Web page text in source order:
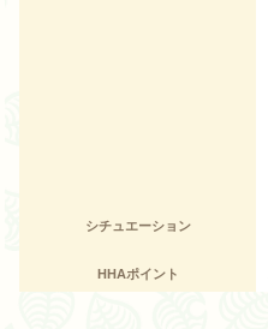
シチュエーション
HHAポイント